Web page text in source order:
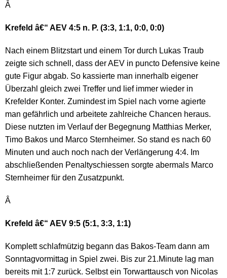
Â
Krefeld â€“ AEV 4:5 n. P. (3:3, 1:1, 0:0, 0:0)
Nach einem Blitzstart und einem Tor durch Lukas Traub
zeigte sich schnell, dass der AEV in puncto Defensive keine
gute Figur abgab. So kassierte man innerhalb eigener
Überzahl gleich zwei Treffer und lief immer wieder in
Krefelder Konter. Zumindest im Spiel nach vorne agierte
man gefährlich und arbeitete zahlreiche Chancen heraus.
Diese nutzten im Verlauf der Begegnung Matthias Merker,
Timo Bakos und Marco Sternheimer. So stand es nach 60
Minuten und auch noch nach der Verlängerung 4:4. Im
abschließenden Penaltyschiessen sorgte abermals Marco
Sternheimer für den Zusatzpunkt.
Â
Krefeld â€“ AEV 9:5 (5:1, 3:3, 1:1)
Komplett schlafmützig begann das Bakos-Team dann am
Sonntagvormittag in Spiel zwei. Bis zur 21.Minute lag man
bereits mit 1:7 zurück. Selbst ein Torwarttausch von Nicolas